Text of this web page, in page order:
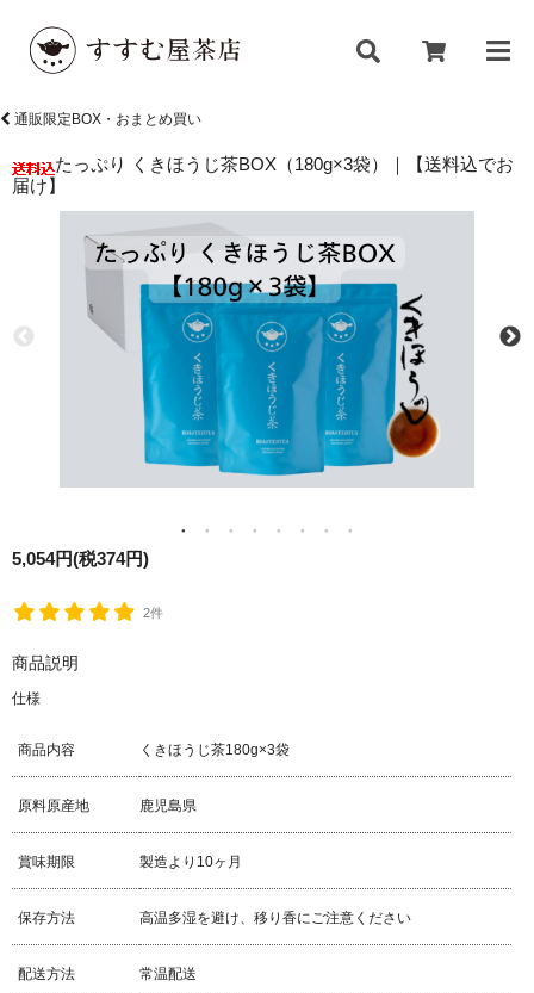
通販限定BOX・おまとめ買い
たっぷり くきほうじ茶BOX（180g×3袋）｜【送料込でお
届け】
5,054円(税374円)
2件
商品説明
仕様
商品内容 くきほうじ茶180g×3袋
原料原産地 鹿児島県
賞味期限 製造より10ヶ月
保存方法 高温多湿を避け、移り香にご注意ください
配送方法 常温配送